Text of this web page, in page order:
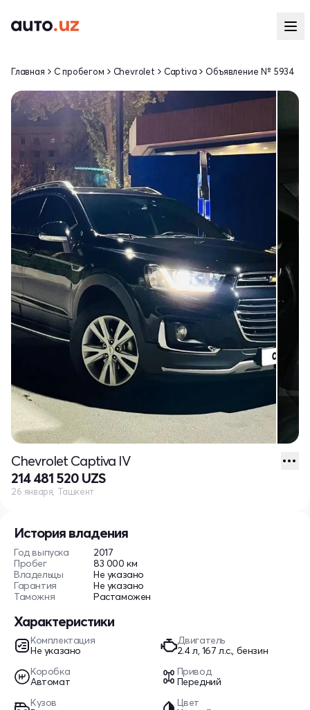
История владения
Год выпуска
2017
Пробег
83 000 км
Владельцы
Не указано
Гарантия
Не указано
Таможня
Растаможен
Характеристики
Комплектация
Не указано
Двигатель
2.4 л, 167 л.с., бензин
Коробка
Автомат
Привод
Передний
Кузов
Цвет
Главная С пробегом Chevrolet Captiva Объявление № 5934
Chevrolet Captiva IV
214 481 520 UZS
26 января, Ташкент